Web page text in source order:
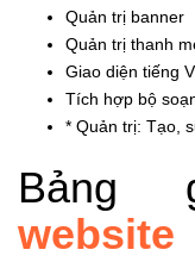
Quản trị banner
Quản trị thanh
Giao diện tiếng
Tích hợp bộ
* Quản trị: Tạo,
website